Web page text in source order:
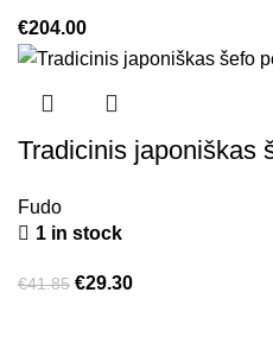
€204.00
Tradicinis japoniškas
Fudo
1 in stock
€41.85 €29.30